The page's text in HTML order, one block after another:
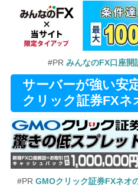
#PR みんなのFX口座開
サーバーが強い安
クリック証券FXネ
#PR GMOクリック証券FXネオ